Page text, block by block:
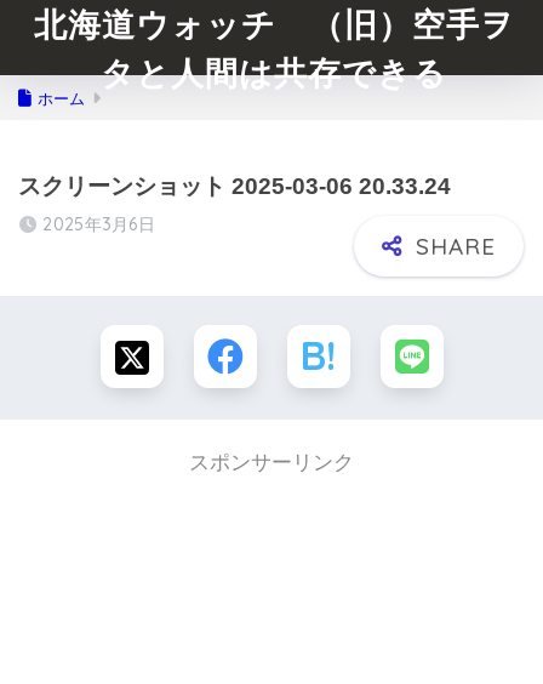
北海道ウォッチ （旧）空手ヲ
タと人間は共存できる
ホーム
スクリーンショット 2025-03-06 20.33.24
2025年3月6日
スポンサーリンク